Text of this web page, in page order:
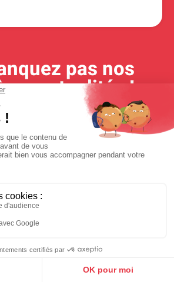
pas nos
actualités !
newsletter pour recevoir toutes nos infos
quantités
Paiement sécurisé
Paiement en ligne 100% sécurisé